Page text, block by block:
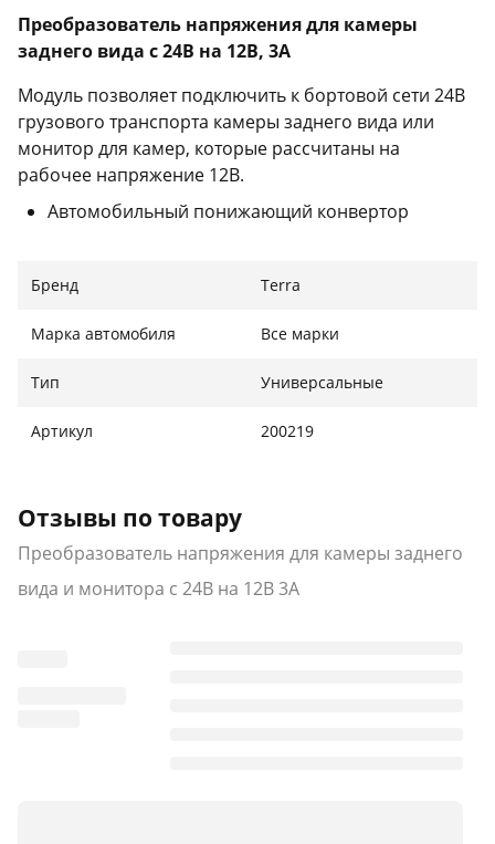
Преобразователь напряжения для камеры
заднего вида с 24В на 12В, 3А
Модуль позволяет подключить к бортовой сети 24В
грузового транспорта камеры заднего вида или
монитор для камер, которые рассчитаны на
рабочее напряжение 12В.
Автомобильный понижающий конвертор
Бренд Terra
Марка автомобиля Все марки
Тип Универсальные
Артикул 200219
Отзывы по товару
Преобразователь напряжения для камеры заднего
вида и монитора с 24В на 12В 3А